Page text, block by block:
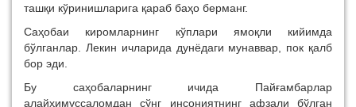
ташқи кўринишларига қараб баҳо берманг.
Саҳобаи киромларнинг кўплари ямоқли кийимда
бўлганлар. Лекин ичларида дунёдаги мунаввар, пок қалб
бор эди.
Бу саҳобаларнинг ичида Пайғамбарлар
алайҳимуссаломдан сўнг инсониятнинг афзали бўлган